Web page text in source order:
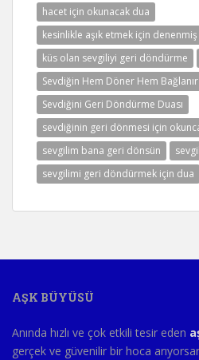
hacet için okunacak dua
kesinlikle aşık etmek için
küs olan sevgiliyi geri döndürme
Sevdiğin Hem Döner Hem Bağlanır
Sevdiğini Geri Döndürme Duası
sevdiğinin geri dönmesi için
sevgilim bana geri dönsün
sevgilimi geri döndürmek için dua
AŞK BÜYÜSÜ
Anında hızlı ve çok etkili tesir eden
gerçek ve güvenilir bir hoca